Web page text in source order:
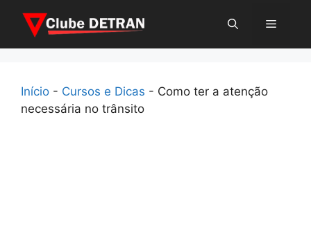
Menu
Início - Cursos e Dicas - Como ter a atenção
necessária no trânsito